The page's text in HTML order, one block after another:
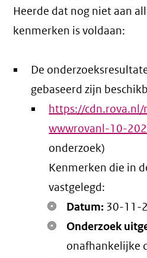
Heerde dat nog niet aan
kenmerken is voldaan:
De
gebaseerd zijn
https://
wwwrovanl-10-
onderzoek)
Kenmerken die in
vastgelegd:
Datum: 30-11-
Onderzoek
onafhankelijke